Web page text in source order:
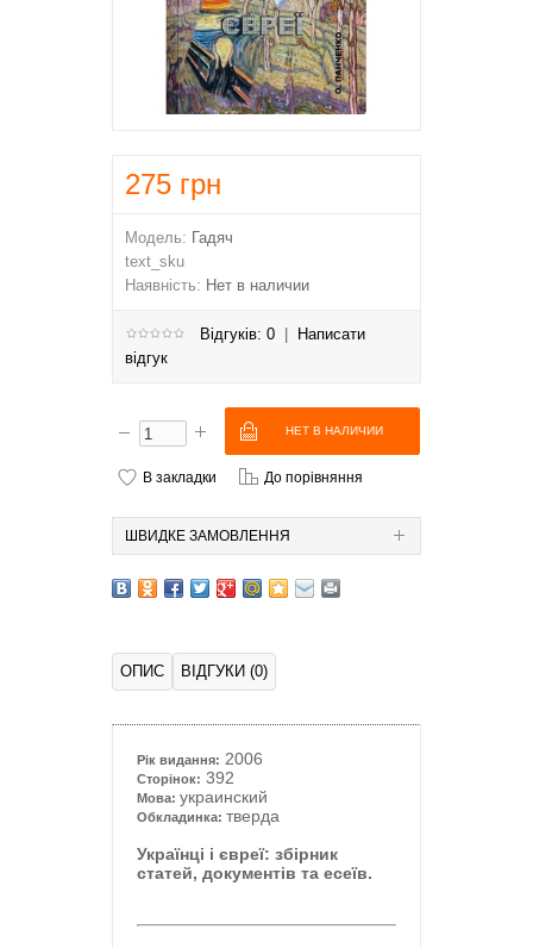
275 грн
Модель: Гадяч
text_sku
Наявність: Нет в наличии
Відгуків: 0
Написати
відгук
В закладки До порівняння
ШВИДКЕ ЗАМОВЛЕННЯ
ОПИС ВІДГУКИ (0)
Рік видання: 2006
Сторінок: 392
Мова: украинский
Обкладинка: тверда
Українці і євреї: збірник
статей, документів та есеїв.